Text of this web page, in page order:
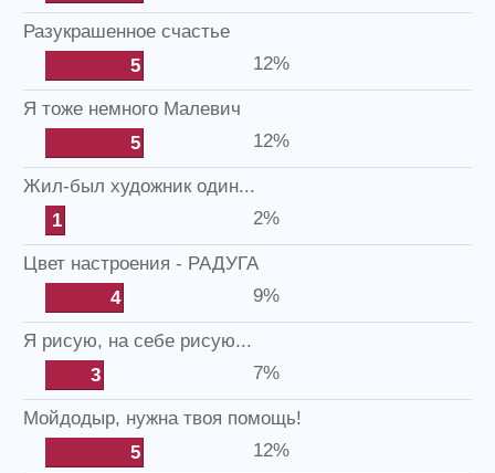
Разукрашенное счастье
5
12%
Я тоже немного Малевич
5
12%
Жил-был художник один...
1
2%
Цвет настроения - РАДУГА
4
9%
Я рисую, на себе рисую...
3
7%
Мойдодыр, нужна твоя помощь!
5
12%